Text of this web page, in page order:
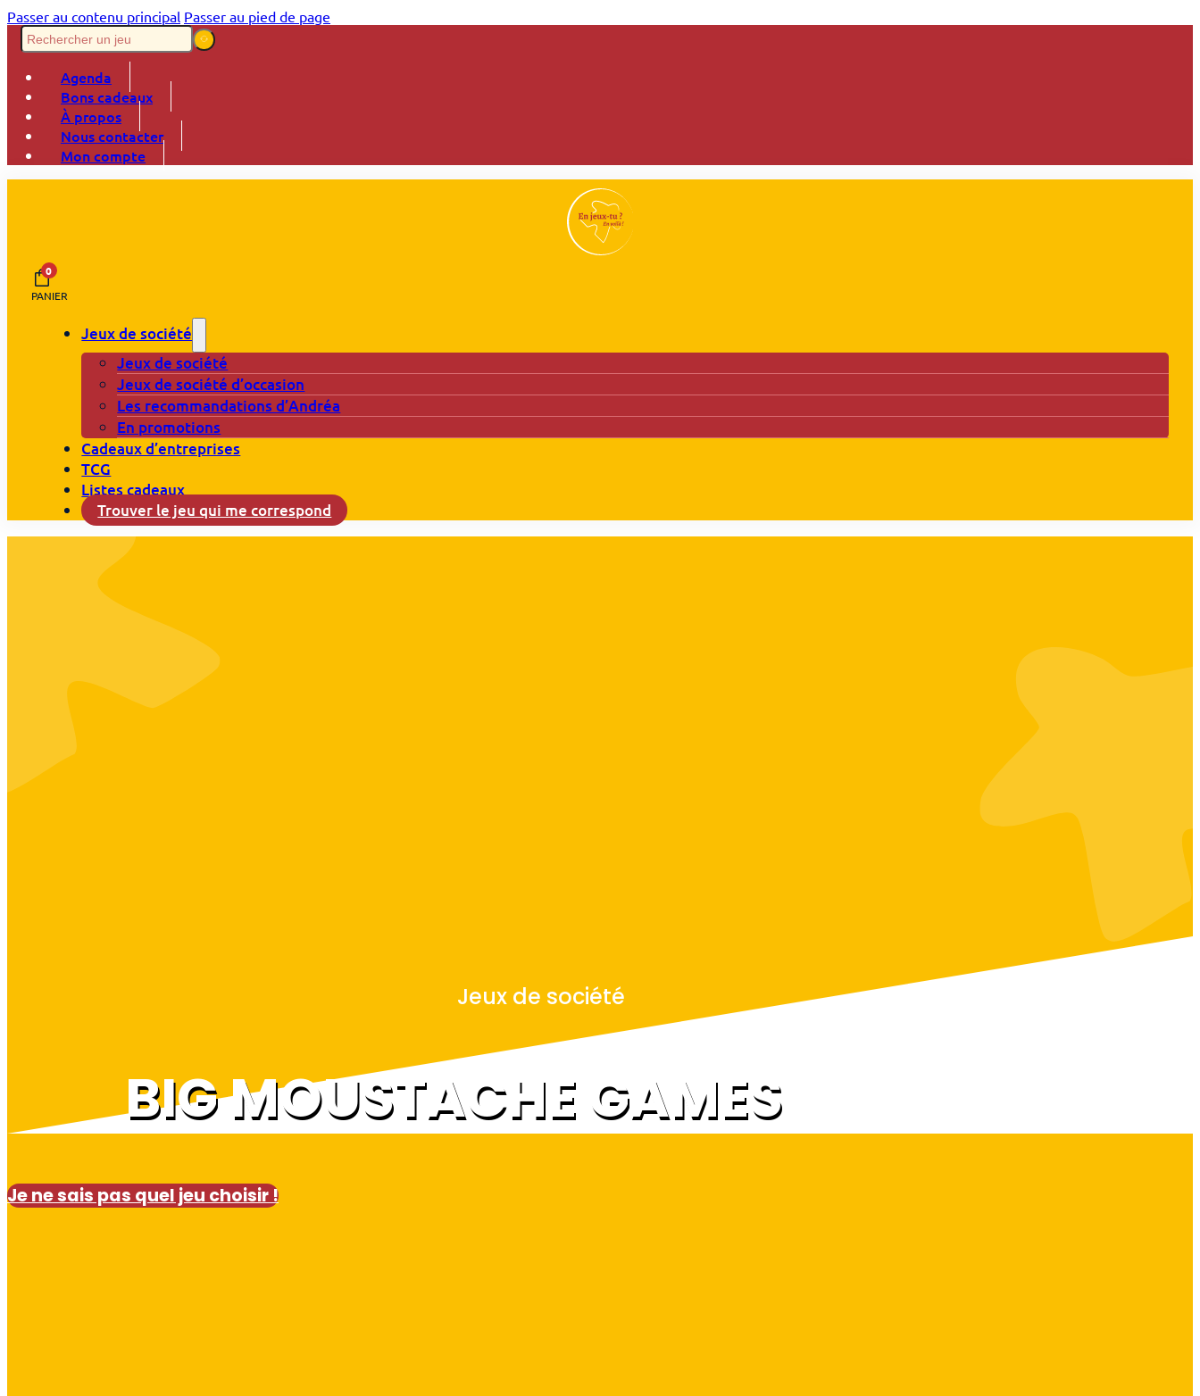
Passer au contenu principal Passer au pied de page
Agenda
Bons cadeaux
À propos
Nous contacter
Mon compte
0
PANIER
Jeux de société
Jeux de société
Jeux de société d’occasion
Les recommandations d’Andréa
En promotions
Cadeaux d’entreprises
TCG
Listes cadeaux
Trouver le jeu qui me correspond
Jeux de société
BIG MOUSTACHE GAMES
Je ne sais pas quel jeu choisir !